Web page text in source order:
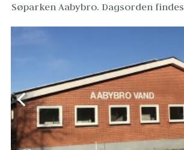
Søparken Aabybro. Dagsorden findes